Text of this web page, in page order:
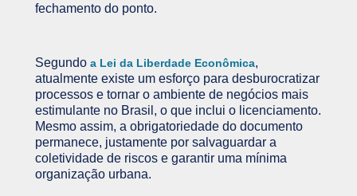
fechamento do ponto.
Segundo a Lei da Liberdade Econômica,
atualmente existe um esforço para desburocratizar
processos e tornar o ambiente de negócios mais
estimulante no Brasil, o que inclui o licenciamento.
Mesmo assim, a obrigatoriedade do documento
permanece, justamente por salvaguardar a
coletividade de riscos e garantir uma mínima
organização urbana.